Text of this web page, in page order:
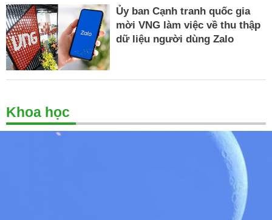
Ủy ban Cạnh tranh quốc gia
mời VNG làm việc về thu thập
dữ liệu người dùng Zalo
Khoa học